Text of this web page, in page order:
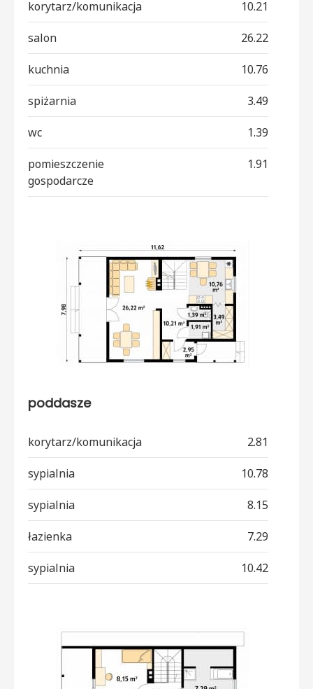
korytarz/komunikacja 10.21
salon 26.22
kuchnia 10.76
spiżarnia 3.49
wc 1.39
pomieszczenie
gospodarcze
1.91
poddasze
korytarz/komunikacja 2.81
sypialnia 10.78
sypialnia 8.15
łazienka 7.29
sypialnia 10.42